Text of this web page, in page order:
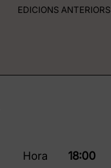
EDICIONS ANTERIORS
Hora 18:00